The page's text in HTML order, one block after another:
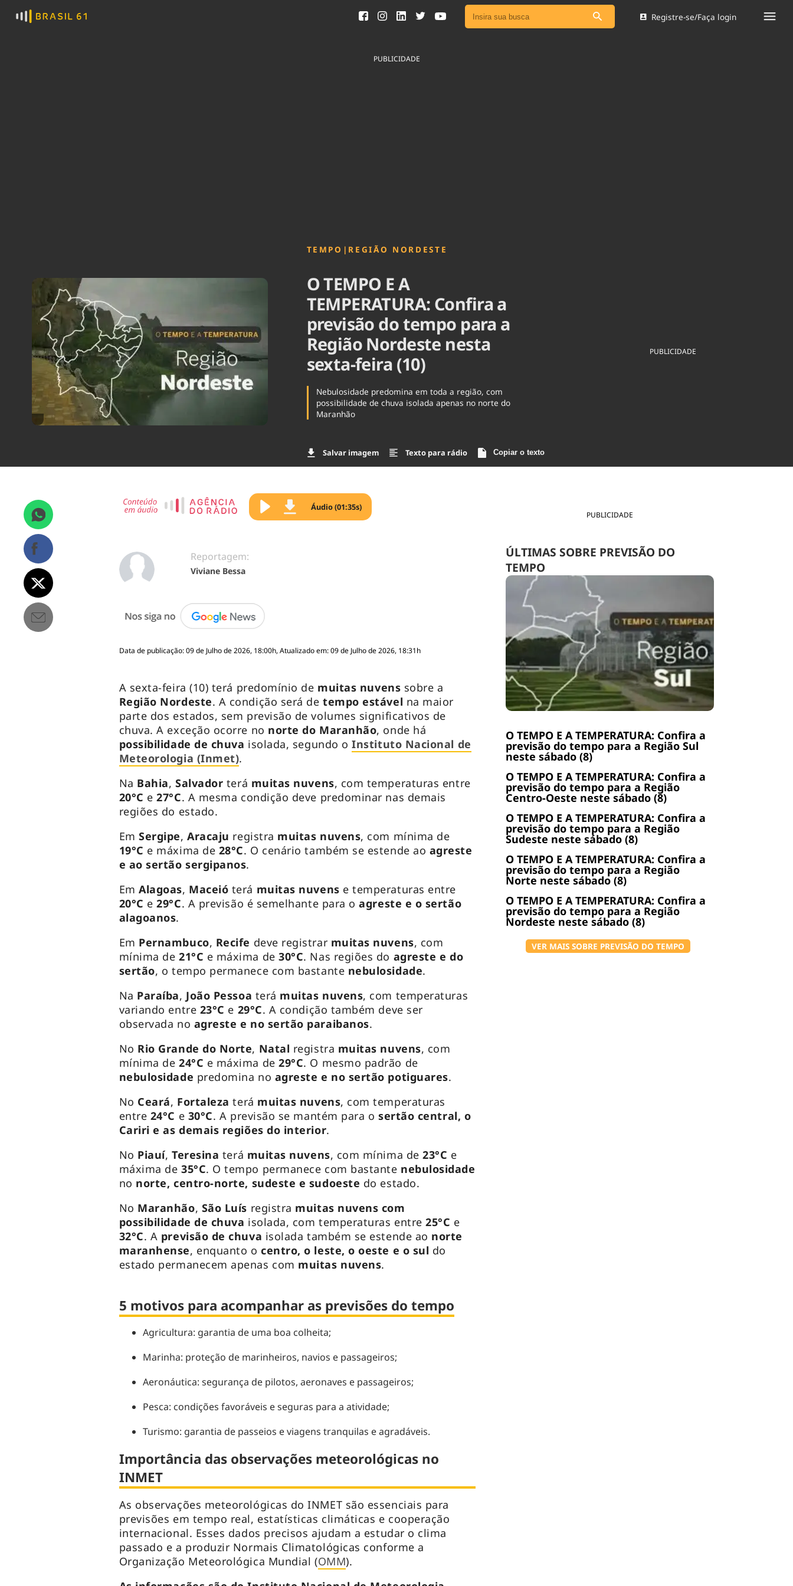
Ver todas as notícias
Brasil Mineral
Ciência & Tecnologia
Cinema
Registre-se/Faça login
PUBLICIDADE
TEMPO | REGIÃO NORDESTE
O TEMPO E A
TEMPERATURA: Confira a
previsão do tempo para a
Região Nordeste nesta
sexta-feira (10)
Nebulosidade predomina em toda a região, com
possibilidade de chuva isolada apenas no norte do
Maranhão
Salvar imagem Texto para rádio Copiar o texto
PUBLICIDADE
PUBLICIDADE
ÚLTIMAS SOBRE PREVISÃO DO
TEMPO
O TEMPO E A TEMPERATURA: Confira a
previsão do tempo para a Região Sul
neste sábado (8)
O TEMPO E A TEMPERATURA: Confira a
previsão do tempo para a Região
Centro-Oeste neste sábado (8)
O TEMPO E A TEMPERATURA: Confira a
previsão do tempo para a Região
Sudeste neste sábado (8)
O TEMPO E A TEMPERATURA: Confira a
previsão do tempo para a Região
Norte neste sábado (8)
O TEMPO E A TEMPERATURA: Confira a
previsão do tempo para a Região
Nordeste neste sábado (8)
VER MAIS SOBRE PREVISÃO DO TEMPO
Áudio (01:35s)
Reportagem:
Viviane Bessa
Data de publicação: 09 de Julho de 2026, 18:00h, Atualizado em: 09 de Julho de 2026, 18:31h
A sexta-feira (10) terá predomínio de muitas nuvens sobre a
Região Nordeste. A condição será de tempo estável na maior
parte dos estados, sem previsão de volumes significativos de
chuva. A exceção ocorre no norte do Maranhão, onde há
possibilidade de chuva isolada, segundo oInstituto Nacional de
Meteorologia (Inmet).
Na Bahia,Salvador terá muitas nuvens, com temperaturas entre
20°C e27°C. A mesma condição deve predominar nas demais
regiões do estado.
EmSergipe,Aracaju registra muitas nuvens, com mínima de
19°C e máxima de 28°C. O cenário também se estende ao agreste
e ao sertão sergipanos.
EmAlagoas, Maceió terá muitas nuvens e temperaturas entre
20°C e 29°C. A previsão é semelhante para oagreste e o sertão
alagoanos.
Em Pernambuco, Recife deve registrar muitas nuvens, com
mínima de 21°C e máxima de30°C. Nas regiões do agreste e do
sertão, o tempo permanece com bastante nebulosidade.
Na Paraíba, João Pessoa terá muitas nuvens, com temperaturas
variando entre 23°C e 29°C. A condição também deve ser
observada no agreste e no sertão paraibanos.
No Rio Grande do Norte, Natal registra muitas nuvens, com
mínima de 24°C e máxima de29°C. O mesmo padrão de
nebulosidade predomina no agreste e no sertão potiguares.
No Ceará, Fortalezaterá muitas nuvens, com temperaturas
entre 24°C e 30°C. A previsão se mantém para o sertão central, o
Cariri e as demais regiões do interior.
No Piauí,Teresina terá muitas nuvens, com mínima de 23°C e
máxima de 35°C. O tempo permanece com bastante nebulosidade
no norte, centro-norte, sudeste e sudoeste do estado.
No Maranhão, São Luís registra muitas nuvens com
possibilidade de chuva isolada, com temperaturas entre25°C e
32°C. A previsão de chuva isolada também se estende ao norte
maranhense, enquanto ocentro, o leste, o oeste e o sul do
estado permanecem apenas com muitas nuvens.
5 motivos para acompanhar as previsões do tempo
Agricultura: garantia de uma boa colheita;
Marinha: proteção de marinheiros, navios e passageiros;
Aeronáutica: segurança de pilotos, aeronaves e passageiros;
Pesca: condições favoráveis e seguras para a atividade;
Turismo: garantia de passeios e viagens tranquilas e agradáveis.
Importância das observações meteorológicas no
INMET
As observações meteorológicas do INMET são essenciais para
previsões em tempo real, estatísticas climáticas e cooperação
internacional. Esses dados precisos ajudam a estudar o clima
passado e a produzir Normais Climatológicas conforme a
Organização Meteorológica Mundial (OMM).